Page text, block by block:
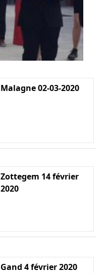
Malagne 02-03-2020
Zottegem 14 février
2020
Gand 4 février 2020